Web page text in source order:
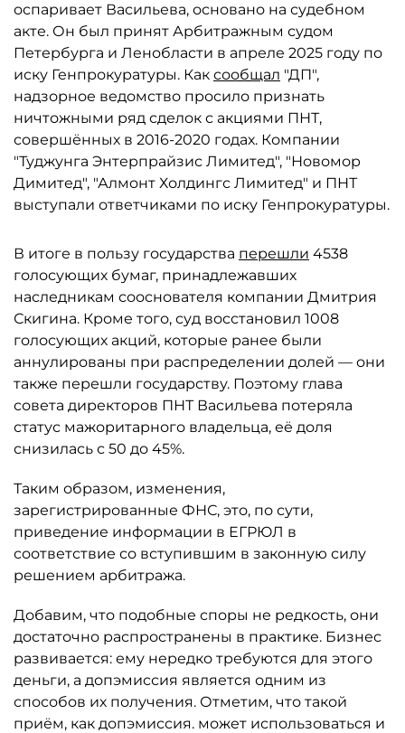
оспаривает Васильева, основано на судебном
акте. Он был принят Арбитражным судом
Петербурга и Ленобласти в апреле 2025 году по
иску Генпрокуратуры. Как сообщал "ДП",
надзорное ведомство просило признать
ничтожными ряд сделок с акциями ПНТ,
совершённых в 2016-2020 годах. Компании
"Туджунга Энтерпрайзис Лимитед", "Новомор
Димитед", "Алмонт Холдингс Лимитед" и ПНТ
выступали ответчиками по иску Генпрокуратуры.
В итоге в пользу государства перешли 4538
голосующих бумаг, принадлежавших
наследникам сооснователя компании Дмитрия
Скигина. Кроме того, суд восстановил 1008
голосующих акций, которые ранее были
аннулированы при распределении долей — они
также перешли государству. Поэтому глава
совета директоров ПНТ Васильева потеряла
статус мажоритарного владельца, её доля
снизилась с 50 до 45%.
Таким образом, изменения,
зарегистрированные ФНС, это, по сути,
приведение информации в ЕГРЮЛ в
соответствие со вступившим в законную силу
решением арбитража.
Добавим, что подобные споры не редкость, они
достаточно распространены в практике. Бизнес
развивается: ему нередко требуются для этого
деньги, а допэмиссия является одним из
способов их получения. Отметим, что такой
приём, как допэмиссия. может использоваться и